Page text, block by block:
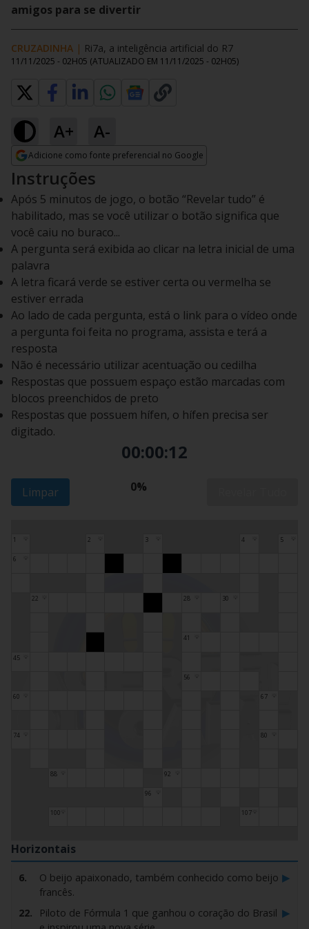
amigos para se divertir
CRUZADINHA | Ri7a, a inteligência artificial do R7
11/11/2025 - 02H05 (ATUALIZADO EM 11/11/2025 - 02H05)
A+ A-
Adicione como fonte preferencial no Google
Opens in new window
Instruções
Após 5 minutos de jogo, o botão “Revelar tudo” é
habilitado, mas se você utilizar o botão significa que
você caiu no buraco...
A pergunta será exibida ao clicar na letra inicial de uma
palavra
A letra ficará verde se estiver certa ou vermelha se
estiver errada
Ao lado de cada pergunta, está o link para o vídeo onde
a pergunta foi feita no programa, assista e terá a
resposta
Não é necessário utilizar acentuação ou cedilha
Respostas que possuem espaço estão marcadas com
blocos preenchidos de preto
Respostas que possuem hífen, o hífen precisa ser
digitado.
00:00:13
Limpar 0%
1 2 3 4 5
6
22 28 30
41
45
56
60 67
74 80
88 92
96
100 107
Horizontais
6.
O beijo apaixonado, também conhecido como beijo
francês.
▶
22.
Piloto de Fórmula 1 que ganhou o coração do Brasil ▶